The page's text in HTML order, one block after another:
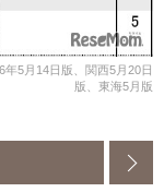
5月14日版、関西5月20日
版、東海5月版